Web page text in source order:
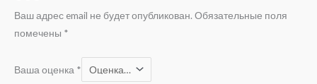
Ваш адрес email не будет опубликован. Обязательные поля
помечены *
Ваша оценка *